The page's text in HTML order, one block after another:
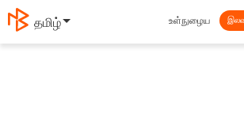
தமிழ் உள்நுழைய